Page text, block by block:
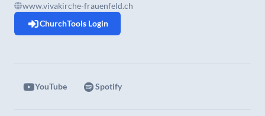
www.vivakirche-frauenfeld.ch
ChurchTools Login
YouTube Spotify